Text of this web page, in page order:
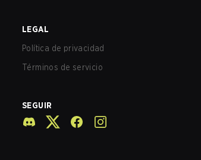
LEGAL
Política de privacidad
Términos de servicio
SEGUIR